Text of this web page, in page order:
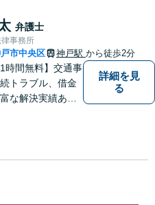
どんなささいな
軽にご相談くだ
弁護士
事務所
市中央区 神戸駅 から徒歩2分
1時間無料】交通事
トラブル、借金
な解決実績あ
る解決を目指し
5分】
詳細を見
る